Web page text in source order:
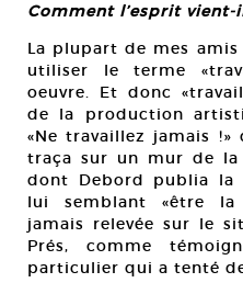
Comment l’esprit vient-
La plupart de mes
utiliser le terme
oeuvre. Et donc
de la production
«Ne travaillez jamais !»
traça sur un mur de la
dont Debord publia la
lui semblant «être
jamais relevée sur le
Prés, comme
particulier qui a tenté